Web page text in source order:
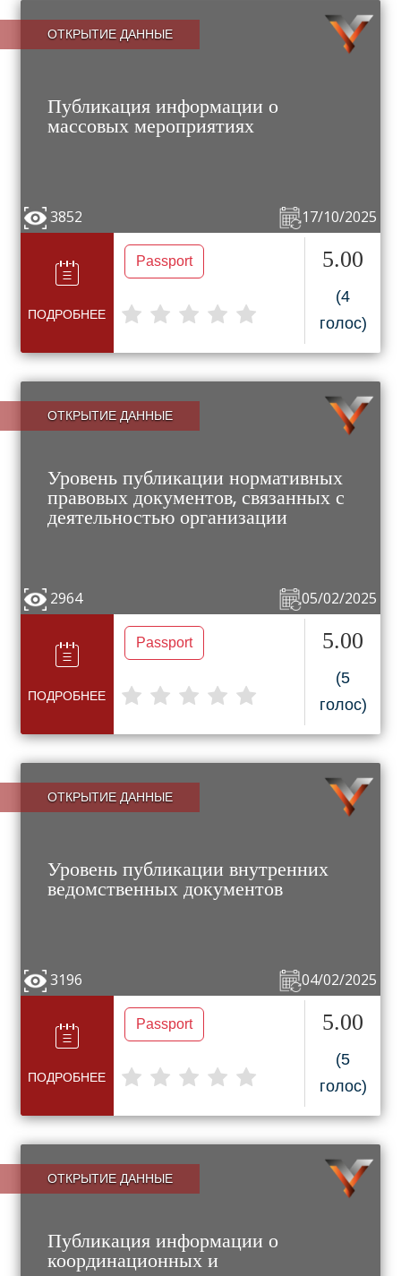
ОТКРЫТИЕ ДАННЫЕ
Публикация информации о
массовых мероприятиях
17/10/2025
3852
ПОДРОБНЕЕ
Passport 5.00
(4
голос)
ОТКРЫТИЕ ДАННЫЕ
Уровень публикации нормативных
правовых документов, связанных с
деятельностью организации
05/02/2025
2964
ПОДРОБНЕЕ
Passport 5.00
(5
голос)
ОТКРЫТИЕ ДАННЫЕ
Уровень публикации внутренних
ведомственных документов
04/02/2025
3196
ПОДРОБНЕЕ
Passport 5.00
(5
голос)
ОТКРЫТИЕ ДАННЫЕ
Публикация информации о
координационных и